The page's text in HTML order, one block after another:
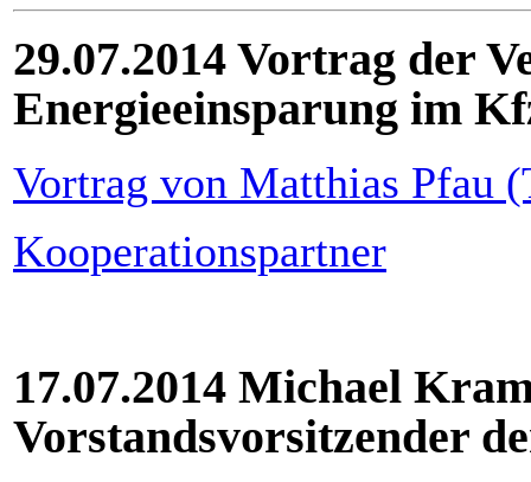
29.07.2014 Vortrag der
Energieeinsparung im
Vortrag von Matthias Pfau
Kooperationspartner
17.07.2014 Michael
Vorstandsvorsitzender